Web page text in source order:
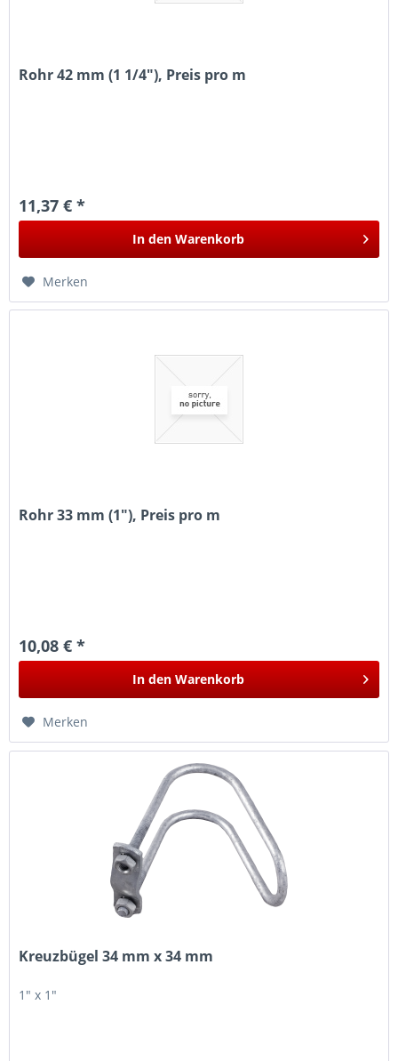
Rohr 42 mm (1 1/4"), Preis pro m
11,37 € *
In den Warenkorb
Merken
Rohr 33 mm (1"), Preis pro m
10,08 € *
In den Warenkorb
Merken
Kreuzbügel 34 mm x 34 mm
1" x 1"